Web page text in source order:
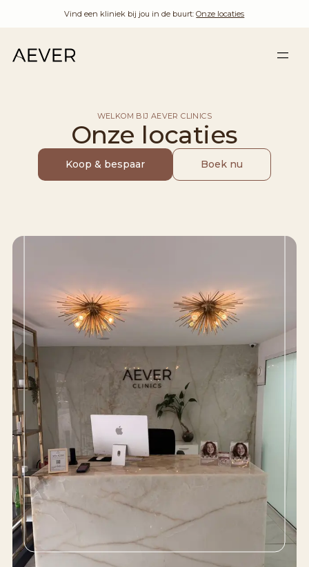
Vind een kliniek bij jou in de buurt:Onze locaties
WELKOM BIJ AEVER CLINICS
Onze locaties
Koop & bespaar Boek nu